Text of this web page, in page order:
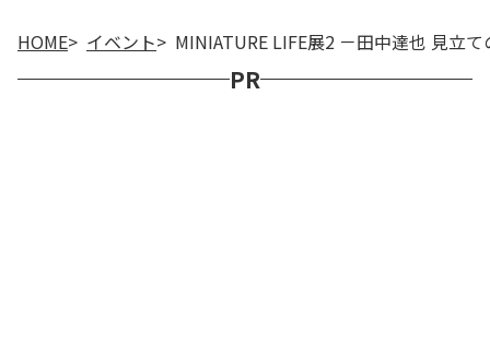
HOME イベント MINIATURE LIFE展2 －田中達也 見立
PR